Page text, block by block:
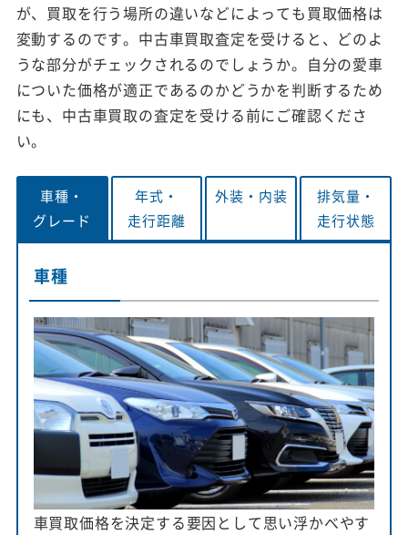
が、買取を行う場所の違いなどによっても買取価格は
変動するのです。中古車買取査定を受けると、どのよ
うな部分がチェックされるのでしょうか。自分の愛車
についた価格が適正であるのかどうかを判断するため
にも、中古車買取の査定を受ける前にご確認くださ
い。
車種・
グレード
年式・
走行距離
外装・ 内装
排気量・
走行状態
車種
車買取価格を決定する要因として思い浮かべやす